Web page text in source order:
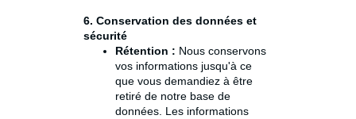
6. Conservation des données et
sécurité
Rétention : Nous conservons
vos informations jusqu'à ce
que vous demandiez à être
retiré de notre base de
données. Les informations